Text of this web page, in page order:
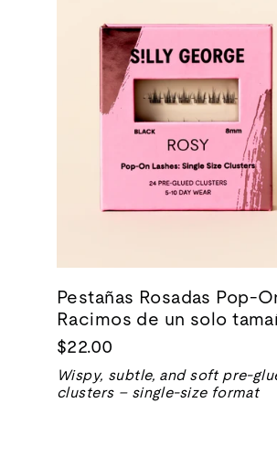
Pestañas Rosadas Pop-
Racimos de un solo
$22.00
Wispy, subtle, and soft pre-
clusters – single-size format